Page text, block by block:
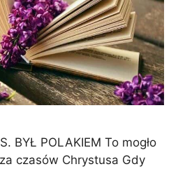
BYŁ POLAKIEM To mogło
czasów Chrystusa Gdy